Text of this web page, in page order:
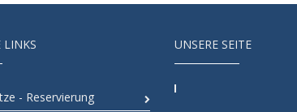
LINKS
- Reservierung
UNSERE SEITE